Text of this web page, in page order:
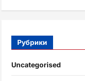
Рубрики
Uncategorised